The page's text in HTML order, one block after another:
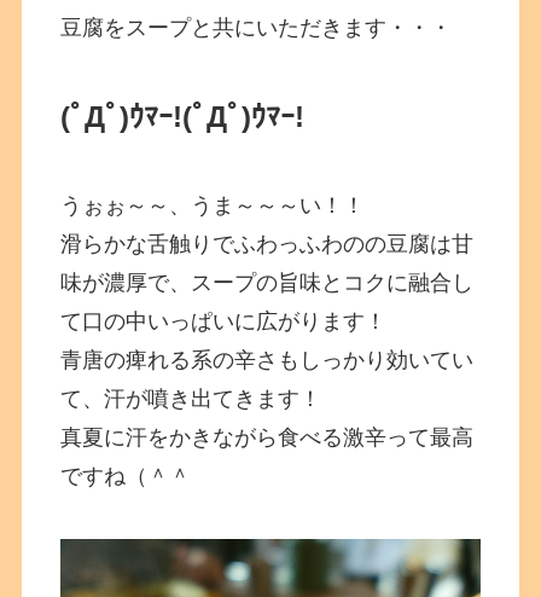
豆腐をスープと共にいただきます・・・
(ﾟДﾟ)ｳﾏｰ!(ﾟДﾟ)ｳﾏｰ!
うぉぉ～～、うま～～～い！！
滑らかな舌触りでふわっふわのの豆腐は甘
味が濃厚で、スープの旨味とコクに融合し
て口の中いっぱいに広がります！
青唐の痺れる系の辛さもしっかり効いてい
て、汗が噴き出てきます！
真夏に汗をかきながら食べる激辛って最高
ですね（＾＾